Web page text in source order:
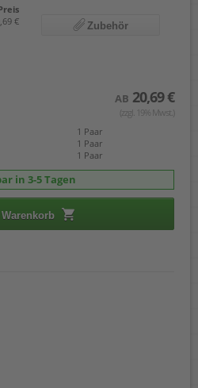
€ Zubehör
AB 20,69 €
(zzgl. 19% Mwst.)
1 Paar
1 Paar
1 Paar
in 3-5 Tagen
Warenkorb